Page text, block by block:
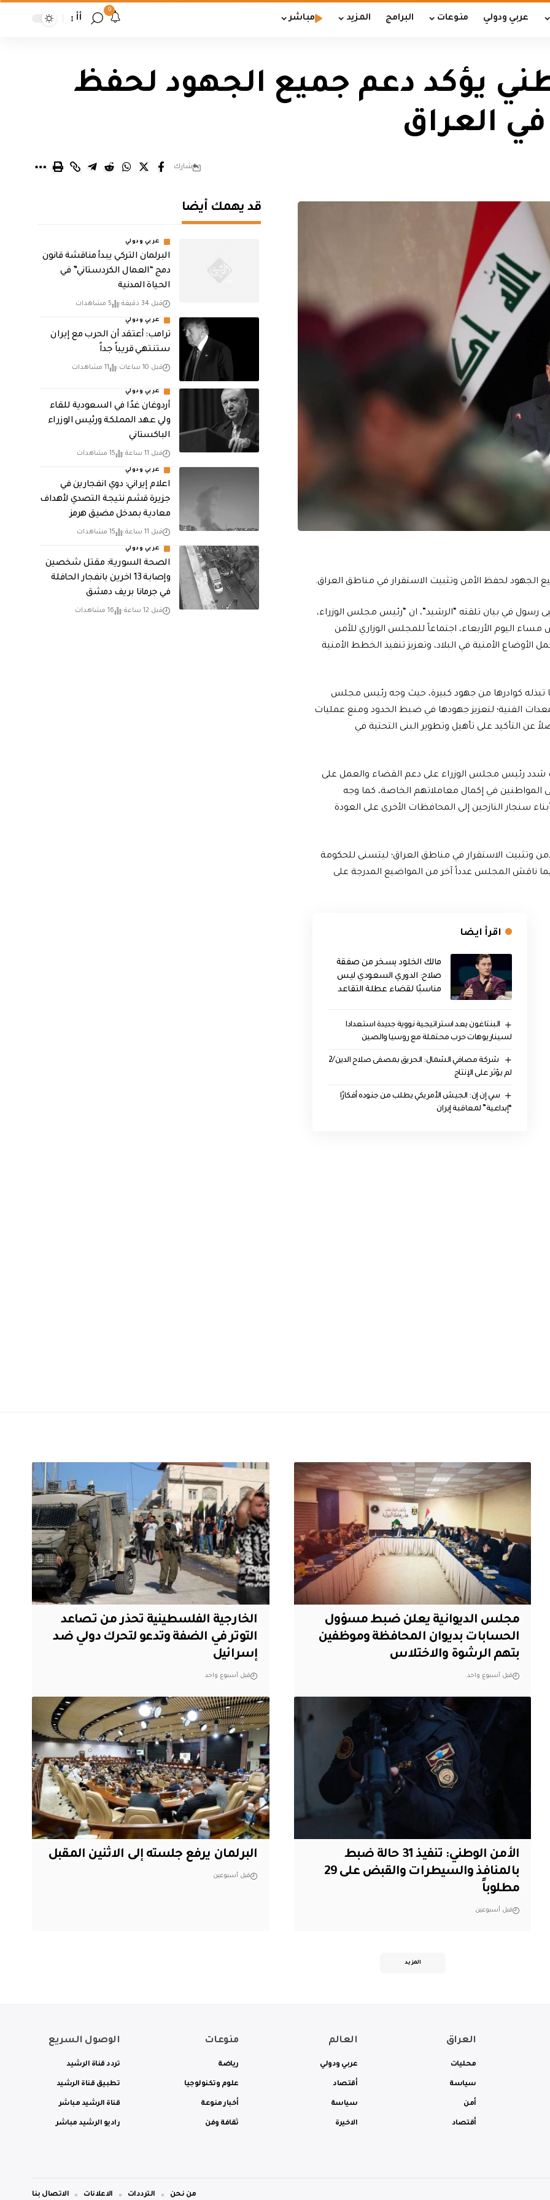
عربي ودولي منوعات البرامج المزيد مباشر
9
أأ
يؤكد دعم جميع الجهود لحفظ
في العراق
شارك
الجهود لحفظ الأمن وتثبيت الاستقرار في مناطق العراق.
رسول في بيان تلقته “الرشيد”، ان “رئيس مجلس الوزراء،
اليوم الأربعاء، اجتماعاً للمجلس الوزاري للأمن
الأمنية في البلاد، وتعزيز تنفيذ الخطط الأمنية
تبذله كوادرها من جهود كبيرة، حيث وجه رئيس مجلس
الفنية؛ لتعزيز جهودها في ضبط الحدود ومنع عمليات
عن التأكيد على تأهيل وتطوير البنى التحتية في
شدد رئيس مجلس الوزراء على دعم القضاء والعمل على
المواطنين في إكمال معاملاتهم الخاصة، كما وجه
سنجار النازحين إلى المحافظات الأخرى على العودة
وتثبيت الاستقرار في مناطق العراق؛ ليتسنى للحكومة
ناقش المجلس عدداً آخر من المواضيع المدرجة على
اقرأ ايضا
مالك الخلود يسخر من صفقة
صلاح: الدوري السعودي ليس
مناسبًا لقضاء عطلة التقاعد
البنتاغون يعد استراتيجية نووية جديدة استعدادا
لسيناريوهات حرب محتملة مع روسيا والصين
‏ شركة مصافي الشمال: الحريق بمصفى صلاح الدين/2
لم يؤثر على الإنتاج
سي إن إن: الجيش الأمريكي يطلب من جنوده أفكارًا
“إبداعية” لمعاقبة إيران
قد يهمك أيضا
عربي ودولي
البرلمان التركي يبدأ مناقشة قانون
دمج “العمال الكردستاني” في
الحياة المدنية
قبل 34 دقيقة 5 مشاهدات
عربي ودولي
‏ترامب: أعتقد أن الحرب مع إيران
ستنتهي قريباً جداً
قبل 10 ساعات 11 مشاهدات
عربي ودولي
أردوغان غدًا في السعودية للقاء
ولي عهد المملكة ورئيس الوزراء
الباكستاني
قبل 11 ساعة 15 مشاهدات
عربي ودولي
اعلام إيراني: دوي انفجارين في
جزيرة قشم نتيجة التصدي لأهداف
معادية بمدخل مضيق هرمز
قبل 11 ساعة 15 مشاهدات
عربي ودولي
الصحة السورية: مقتل شخصين
وإصابة 13 اخرين بانفجار الحافلة
في جرمانا بريف دمشق
قبل 12 ساعة 16 مشاهدات
مجلس الديوانية يعلن ضبط مسؤول
الحسابات بديوان المحافظة وموظفين
بتهم الرشوة والاختلاس
قبل أسبوع واحد
الخارجية الفلسطينية تحذر من تصاعد
التوتر في الضفة وتدعو لتحرك دولي ضد
إسرائيل
قبل أسبوع واحد
الأمن الوطني: تنفيذ 31 حالة ضبط
بالمنافذ والسيطرات والقبض على 29
مطلوباً
قبل أسبوعين
البرلمان يرفع جلسته إلى الاثنين المقبل
قبل أسبوعين
المزيد
العراق
محليات
سياسة
أمن
أقتصاد
العالم
عربي ودولي
أقتصاد
سياسة
الاخيرة
منوعات
رياضة
علوم وتكنولوجيا
أخبار منوعة
ثقافة وفن
الوصول السريع
تردد قناة الرشيد
تطبيق قناة الرشيد
قناة الرشيد مباشر
راديو الرشيد مباشر
من نحن الترددات الاعلانات الاتصال بنا